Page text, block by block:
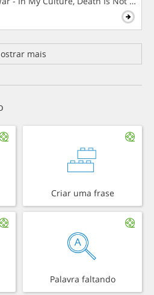
mais
Criar uma frase
Palavra faltando